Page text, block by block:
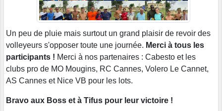
Un peu de pluie mais surtout un grand plaisir de revoir des
volleyeurs s'opposer toute une journée. Merci à tous les
participants ! Merci à nos partenaires : Cabesto et les
clubs pro de MO Mougins, RC Cannes, Volero Le Cannet,
AS Cannes et Nice VB pour les lots.
Bravo aux Boss et à Tifus pour leur victoire !